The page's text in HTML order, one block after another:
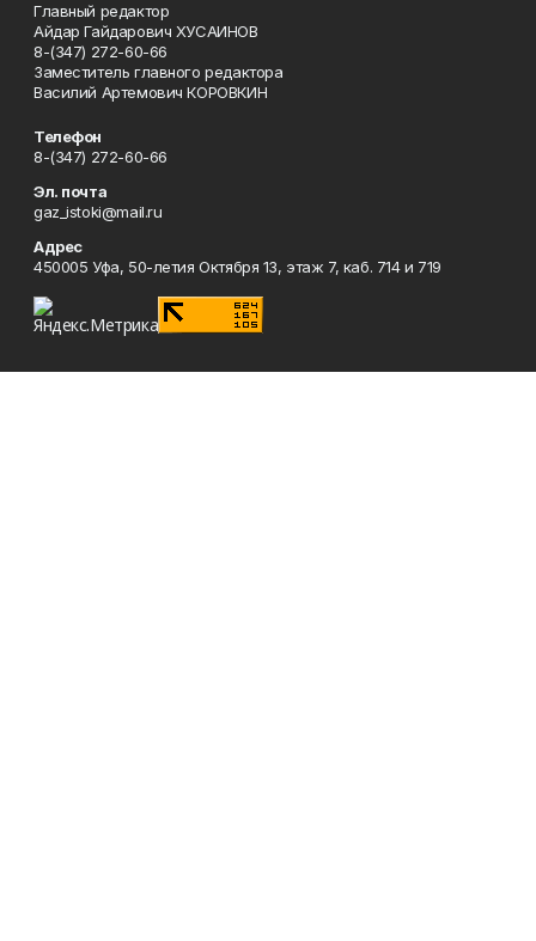
Главный редактор
Айдар Гайдарович ХУСАИНОВ
8-(347) 272-60-66
Заместитель главного редактора
Василий Артемович КОРОВКИН
Телефон
8-(347) 272-60-66
Эл. почта
gaz_istoki@mail.ru
Адрес
450005 Уфа, 50-летия Октября 13, этаж 7, каб. 714 и 719